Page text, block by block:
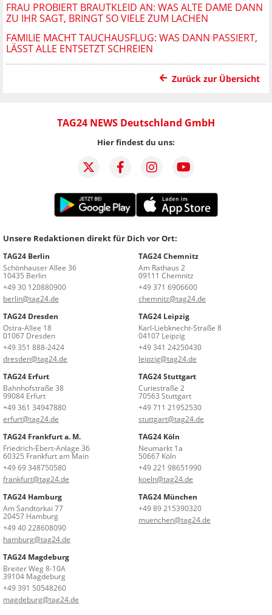
FRAU PROBIERT BRAUTKLEID AN: WAS ALTE DAME DANN
ZU IHR SAGT, BRINGT SO VIELE ZUM LACHEN
FAMILIE MACHT TAUCHAUSFLUG: WAS DANN PASSIERT,
LÄSST ALLE ENTSETZT SCHREIEN
Zurück zur Übersicht
TAG24 NEWS Deutschland GmbH
Hier findest du uns:
Unsere Redaktionen direkt für Dich vor Ort:
TAG24 Berlin
Schönhauser Allee 36
10435 Berlin
+49 30 120880900
berlin@tag24.de
TAG24 Chemnitz
Am Rathaus 2
09111 Chemnitz
+49 371 6906600
chemnitz@tag24.de
TAG24 Dresden
Ostra-Allee 18
01067 Dresden
+49 351 888-2424
dresden@tag24.de
TAG24 Leipzig
Karl-Liebknecht-Straße 8
04107 Leipzig
+49 341 24250430
leipzig@tag24.de
TAG24 Erfurt
Bahnhofstraße 38
99084 Erfurt
+49 361 34947880
erfurt@tag24.de
TAG24 Stuttgart
Curiestraße 2
70563 Stuttgart
+49 711 21952530
stuttgart@tag24.de
TAG24 Frankfurt a. M.
Friedrich-Ebert-Anlage 36
60325 Frankfurt am Main
+49 69 348750580
frankfurt@tag24.de
TAG24 Köln
Neumarkt 1a
50667 Köln
+49 221 98651990
koeln@tag24.de
TAG24 Hamburg
Am Sandtorkai 77
20457 Hamburg
+49 40 228608090
hamburg@tag24.de
TAG24 München
+49 89 215390320
muenchen@tag24.de
TAG24 Magdeburg
Breiter Weg 8-10A
39104 Magdeburg
+49 391 50548260
magdeburg@tag24.de